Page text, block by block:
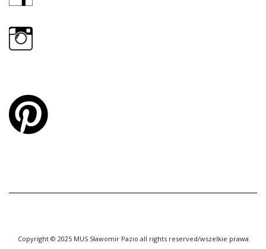
Copyright © 2025 MUS Sławomir Pazio all rights reserved/wszelkie prawa